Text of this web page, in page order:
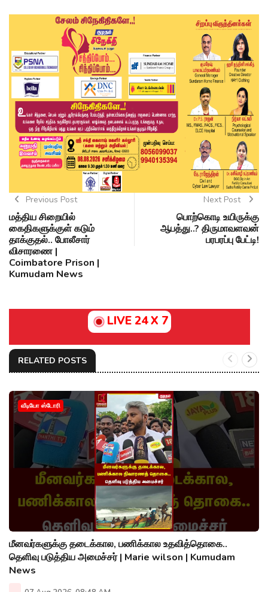
Previous Post
மத்திய சிறையில்
கைதிகளுக்குள் கடும்
தாக்குதல்.. போலீசார்
விசாரணை |
Coimbatore Prison |
Kumudam News
Next Post
பொற்கொடி உயிருக்கு
ஆபத்து..? திருமாவளவன்
பரபரப்பு பேட்டி!
LIVE 24 X 7
RELATED POSTS
வீடியோ ஸ்டோரி
மீனவர்களுக்கு தடைக்கால, பணிக்கால உதவித்தொகை..
தெளிவு படுத்திய அமைச்சர் | Marie wilson | Kumudam
News